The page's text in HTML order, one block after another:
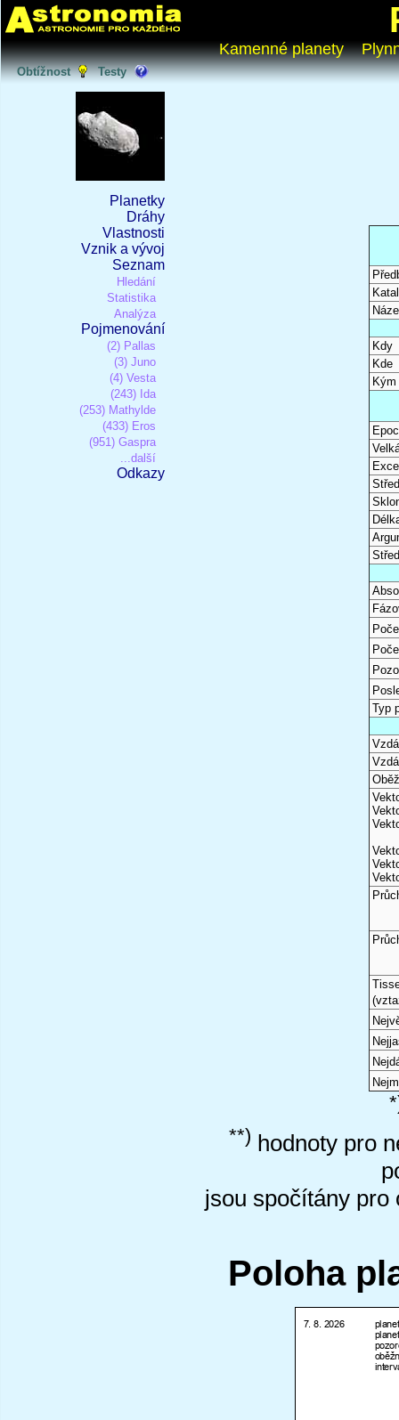
Kamenné planety
Obtížnost Testy
Planetky
Dráhy
Vlastnosti
Vznik a vývoj
Seznam
Hledání
Statistika
Analýza
Pojmenování
(2) Pallas
(3) Juno
(4) Vesta
(243) Ida
(253) Mathylde
(433) Eros
(951) Gaspra
...další
Odkazy
Kdy
Kde
Kým
Typ
**) hodnoty pro
jsou spočítány pro
Poloha